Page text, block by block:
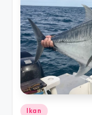
Posted
Ikan